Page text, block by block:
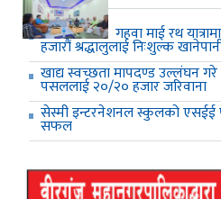
गहवा माई रथ
हजारौं श्रद्धालुलाई निःशुल्क
खाद्य स्वच्छता मापदण्ड उल्लंघन
पसललाई २०/२० हजार जरिवाना
सेस्मी इन्टरनेशनल स्कुलको एसईई
सफल